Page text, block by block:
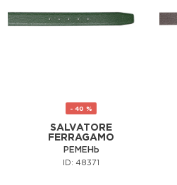
- 40 %
SALVATORE
FERRAGAMO
РЕМЕНЬ
ID: 48371